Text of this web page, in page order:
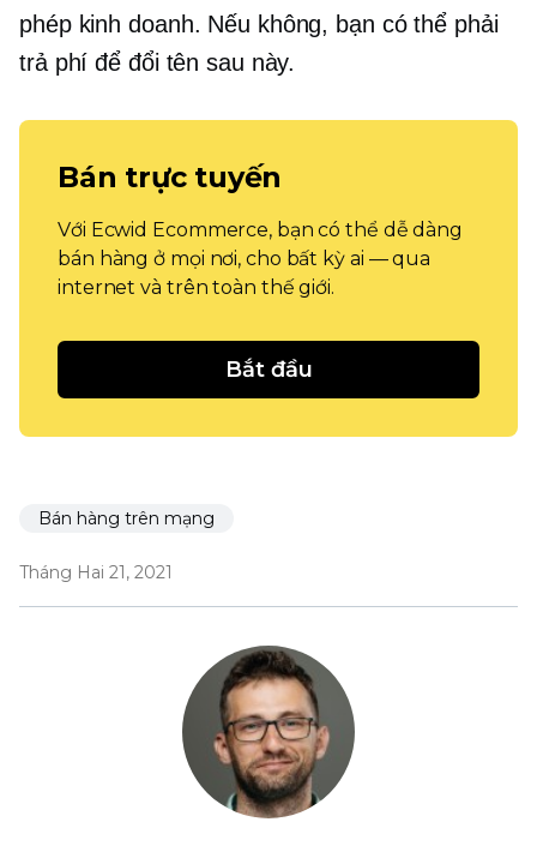
phép kinh doanh. Nếu không, bạn có thể phải
trả phí để đổi tên sau này.
Bán trực tuyến
Với Ecwid Ecommerce, bạn có thể dễ dàng
bán hàng ở mọi nơi, cho bất kỳ ai — qua
internet và trên toàn thế giới.
Bắt đầu
Bán hàng trên mạng
Tháng Hai 21, 2021